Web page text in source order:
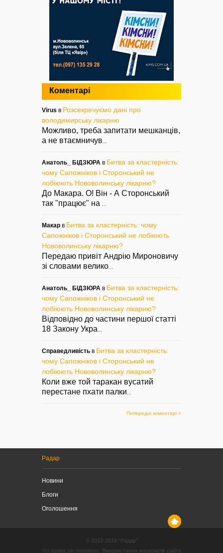
Коментарі
Virus в Розсекречуємо дані про
володимирську лікарню
Можливо, треба запитати мешканців,
а не втаємничув
Анатоль_ БІДЗЮРА в Битва за кластерність:
чому Сапожніков і Сторонський не
лобіюють Нововолинську лікарню?
До Макара. О! Він - А Сторонський
так "працює" на
Макар в Битва за кластерність: чому
Сапожніков і Сторонський не лобіюють
Нововолинську лікарню?
Передаю привіт Андрію Мироновичу
зі словами велико
Анатоль_ БІДЗЮРА в Битва за кластерність:
чому Сапожніков і Сторонський не
лобіюють Нововолинську лікарню?
Відповідно до частини першої статті
18 Закону Укра
Справедливість в Битва за кластерність:
чому Сапожніков і Сторонський не
лобіюють Нововолинську лікарню?
Коли вже той таракан вусатий
перестане пхати палки
Попередні коментарі »
Радар
Новини
Блоги
Оголошення
© 2012-2016 “Радар”
Усі права застережено. Використання матеріалів сайту